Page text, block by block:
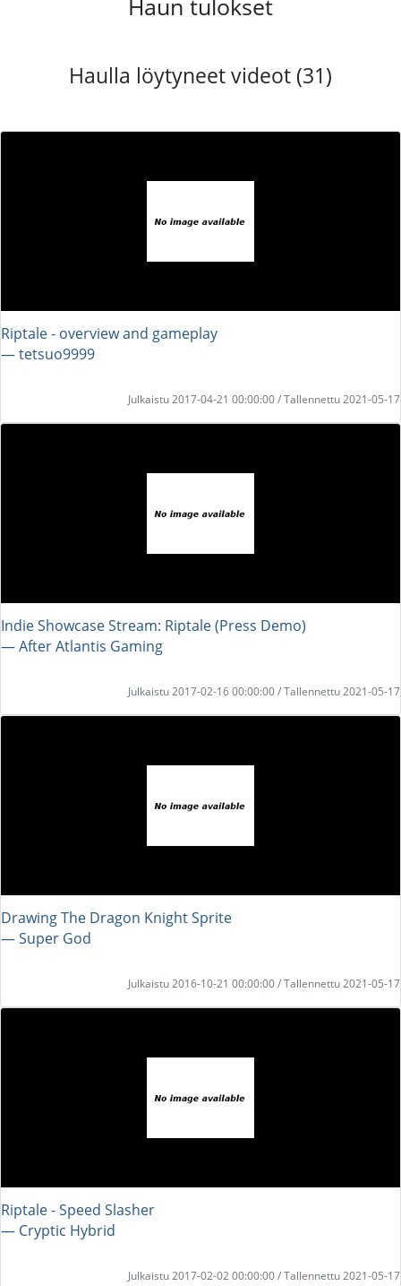
Haulla löytyneet videot (31)
Riptale - overview and gameplay
― tetsuo9999
Julkaistu 2017-04-21 00:00:00 / Tallennettu 2021-05-17
Indie Showcase Stream: Riptale (Press Demo)
― After Atlantis Gaming
Julkaistu 2017-02-16 00:00:00 / Tallennettu 2021-05-17
Drawing The Dragon Knight Sprite
― Super God
Julkaistu 2016-10-21 00:00:00 / Tallennettu 2021-05-17
Riptale - Speed Slasher
― Cryptic Hybrid
Julkaistu 2017-02-02 00:00:00 / Tallennettu 2021-05-17